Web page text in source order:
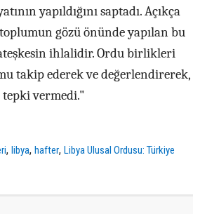
yapıldığını saptadı. Açıkça
gözü önünde yapılan bu
ihlalidir. Ordu birlikleri
takip ederek ve değerlendirerek,
vermedi."
,libya,hafter,Libya Ulusal Ordusu: Türkiye